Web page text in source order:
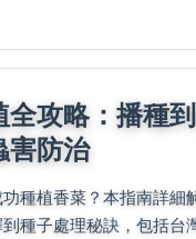
全攻略：播種
害防治
種植香菜？本指南詳細
種子處理秘訣，包括台